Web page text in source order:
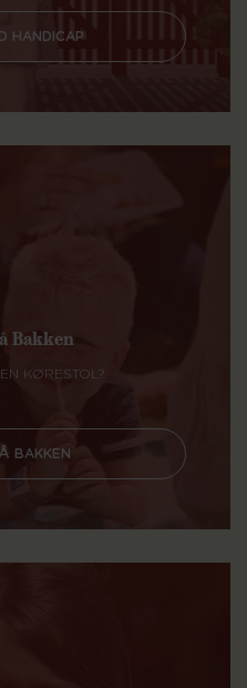
HANDICAP
Bakken
KØRESTOL?
BAKKEN